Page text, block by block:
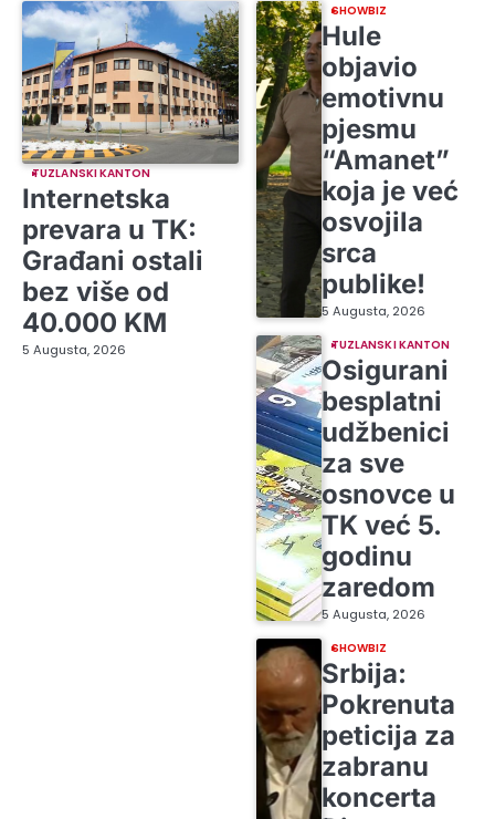
TUZLANSKI KANTON
Internetska
prevara u TK:
Građani ostali
bez više od
40.000 KM
5 Augusta, 2026
SHOWBIZ
Hule
objavio
emotivnu
pjesmu
“Amanet”
koja je već
osvojila
srca
publike!
5 Augusta, 2026
TUZLANSKI KANTON
Osigurani
besplatni
udžbenici
za sve
osnovce u
TK već 5.
godinu
zaredom
5 Augusta, 2026
SHOWBIZ
Srbija:
Pokrenuta
peticija za
zabranu
koncerta